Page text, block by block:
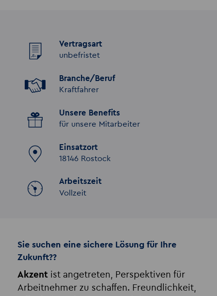
Vertragsart
unbefristet
Branche/Beruf
Kraftfahrer
Unsere Benefits
für unsere Mitarbeiter
Einsatzort
18146 Rostock
Arbeitszeit
Vollzeit
Sie suchen eine sichere Lösung für Ihre
Zukunft??
Akzentist angetreten, Perspektiven für
Arbeitnehmer zu schaffen. Freundlichkeit,